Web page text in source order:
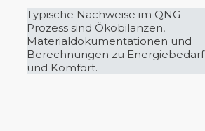
Typische Nachweise im QNG-
Prozess sind Ökobilanzen,
Materialdokumentationen und
Berechnungen zu Energiebedarf
und Komfort.